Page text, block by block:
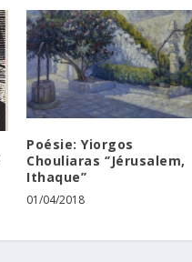
Poésie: Yiorgos
Chouliaras ‘’Jérusalem,
Ithaque’’
01/04/2018